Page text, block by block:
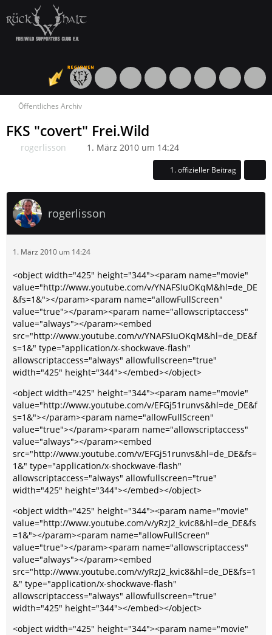
Öffentliches Archiv
FKS "covert" Frei.Wild
rogerlisson 1. März 2010 um 14:24
1. offizieller Beitrag
rogerlisson
1. März 2010 um 14:24
<object width="425" height="344"><param name="movie"
value="http://www.youtube.com/v/YNAFSIuOKqM&hl=de_DE
&fs=1&"></param><param name="allowFullScreen"
value="true"></param><param name="allowscriptaccess"
value="always"></param><embed
src="http://www.youtube.com/v/YNAFSIuOKqM&hl=de_DE&f
s=1&" type="application/x-shockwave-flash"
allowscriptaccess="always" allowfullscreen="true"
width="425" height="344"></embed></object>
<object width="425" height="344"><param name="movie"
value="http://www.youtube.com/v/EFGj51runvs&hl=de_DE&f
s=1&"></param><param name="allowFullScreen"
value="true"></param><param name="allowscriptaccess"
value="always"></param><embed
src="http://www.youtube.com/v/EFGj51runvs&hl=de_DE&fs=
1&" type="application/x-shockwave-flash"
allowscriptaccess="always" allowfullscreen="true"
width="425" height="344"></embed></object>
<object width="425" height="344"><param name="movie"
value="http://www.youtube.com/v/yRzJ2_kvic8&hl=de_DE&fs
=1&"></param><param name="allowFullScreen"
value="true"></param><param name="allowscriptaccess"
value="always"></param><embed
src="http://www.youtube.com/v/yRzJ2_kvic8&hl=de_DE&fs=1
&" type="application/x-shockwave-flash"
allowscriptaccess="always" allowfullscreen="true"
width="425" height="344"></embed></object>
<object width="425" height="344"><param name="movie"